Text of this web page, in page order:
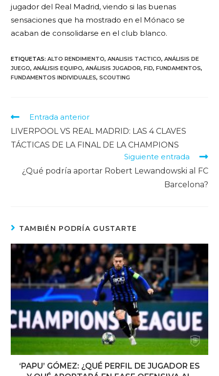
jugador del Real Madrid, viendo si las buenas
sensaciones que ha mostrado en el Mónaco se
acaban de consolidarse en el club blanco.
ETIQUETAS:ALTO RENDIMIENTO, ANALISIS TACTICO, ANÁLISIS DE
JUEGO, ANÁLISIS EQUIPO, ANÁLISIS JUGADOR, FID, FUNDAMENTOS,
FUNDAMENTOS INDIVIDUALES, SCOUTING
Entrada anterior
LIVERPOOL VS REAL MADRID: LAS 4 CLAVES
TÁCTICAS DE LA FINAL DE LA CHAMPIONS
Siguiente entrada
¿Qué podría aportar Robert Lewandowski al FC
Barcelona?
TAMBIÉN PODRÍA GUSTARTE
‘PAPU’ GÓMEZ: ¿QUÉ PERFIL DE JUGADOR ES